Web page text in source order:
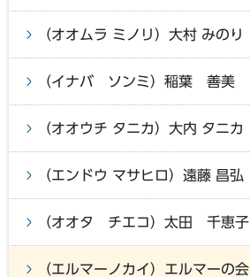
（オオムラ ミノリ）大村 みのり
（イナバ ソンミ）稲葉 善美
（オオウチ タニカ）大内 タニカ
（エンドウ マサヒロ）遠藤 昌弘
（オオタ チエコ）太田 千恵子
（エルマーノカイ）エルマーの会